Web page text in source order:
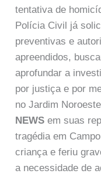
tentativa de
Polícia Civil já
preventivas e
apreendidos,
aprofundar a
por justiça e por
no Jardim
NEWS em suas
tragédia em
criança e feriu
a necessidade de